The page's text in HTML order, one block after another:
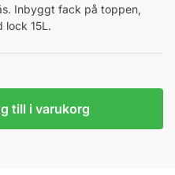
Inbyggt fack på toppen,
lock 15L.
till i varukorg